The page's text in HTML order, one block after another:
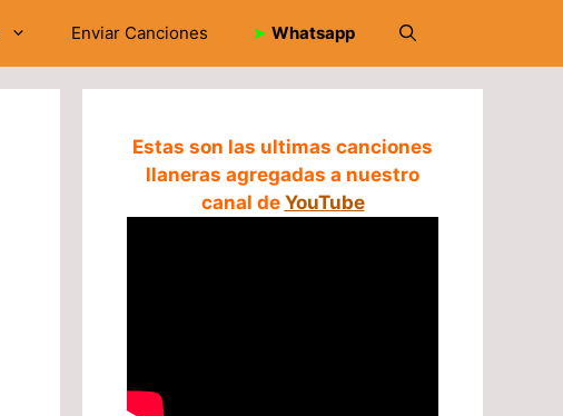
Enviar Canciones ➤ Whatsapp
Estas son las ultimas canciones
llaneras agregadas a nuestro
canal de YouTube